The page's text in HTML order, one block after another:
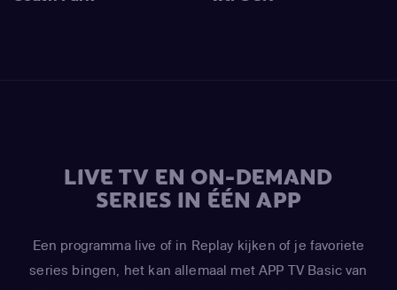
LIVE TV EN ON-DEMAND
SERIES IN ÉÉN APP
Een programma live of in Replay kijken of je favoriete
series bingen, het kan allemaal met APP TV Basic van